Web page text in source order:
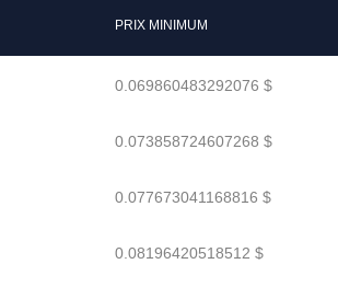
PRIX MINIMUM
0.069860483292076 $
0.073858724607268 $
0.077673041168816 $
0.08196420518512 $